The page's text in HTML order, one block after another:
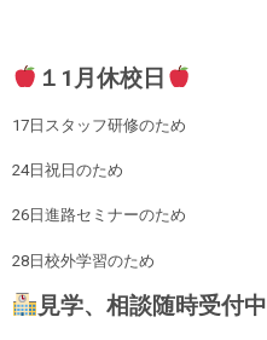
１1月休校日
17日スタッフ研修のため
24日祝日のため
26日進路セミナーのため
28日校外学習のため
見学、相談随時受付中